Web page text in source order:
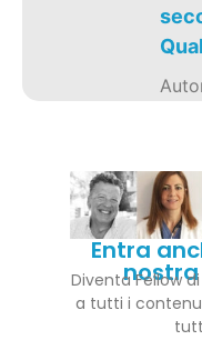
Entra
Diventa Fellow
a tutti i